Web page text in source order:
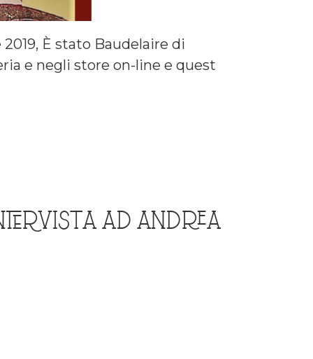
È stato Baudelaire di
e negli store on-line e quest
AD ANDREA